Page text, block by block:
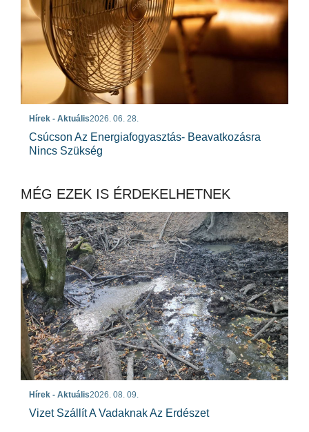
Hírek - Aktuális2026. 06. 28.
Csúcson Az Energiafogyasztás- Beavatkozásra
Nincs Szükség
MÉG EZEK IS ÉRDEKELHETNEK
Hírek - Aktuális2026. 08. 09.
Vizet Szállít A Vadaknak Az Erdészet